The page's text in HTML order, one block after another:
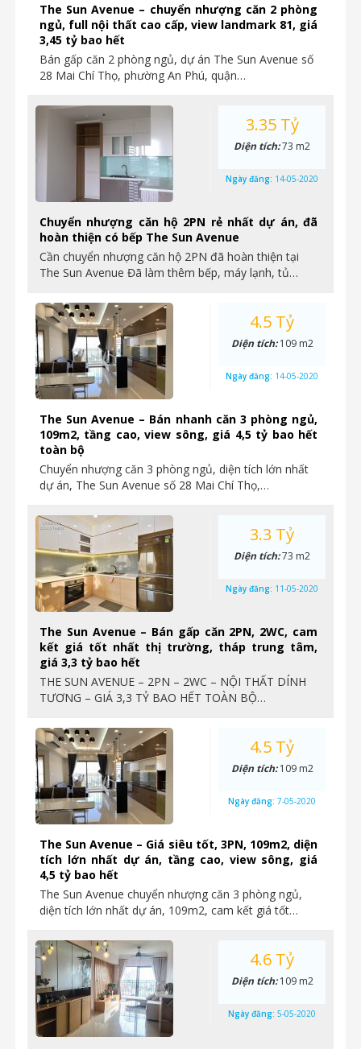
The Sun Avenue – chuyển nhượng căn 2 phòng
ngủ, full nội thất cao cấp, view landmark 81, giá
3,45 tỷ bao hết
Bán gấp căn 2 phòng ngủ, dự án The Sun Avenue số
28 Mai Chí Thọ, phường An Phú, quận…
Chuyển nhượng căn hộ 2PN rẻ nhất dự án, đã
hoàn thiện có bếp The Sun Avenue
Cần chuyển nhượng căn hộ 2PN đã hoàn thiện tại
The Sun Avenue Đã làm thêm bếp, máy lạnh, tủ…
3.35 Tỷ
Diện tích:73 m2
Ngày đăng: 14-05-2020
The Sun Avenue – Bán nhanh căn 3 phòng ngủ,
109m2, tầng cao, view sông, giá 4,5 tỷ bao hết
toàn bộ
Chuyển nhượng căn 3 phòng ngủ, diện tích lớn nhất
dự án, The Sun Avenue số 28 Mai Chí Thọ,…
4.5 Tỷ
Diện tích:109 m2
Ngày đăng: 14-05-2020
The Sun Avenue – Bán gấp căn 2PN, 2WC, cam
kết giá tốt nhất thị trường, tháp trung tâm,
giá 3,3 tỷ bao hết
THE SUN AVENUE – 2PN – 2WC – NỘI THẤT DÍNH
TƯƠNG – GIÁ 3,3 TỶ BAO HẾT TOÀN BỘ…
3.3 Tỷ
Diện tích:73 m2
Ngày đăng: 11-05-2020
The Sun Avenue – Giá siêu tốt, 3PN, 109m2, diện
tích lớn nhất dự án, tầng cao, view sông, giá
4,5 tỷ bao hết
The Sun Avenue chuyển nhượng căn 3 phòng ngủ,
diện tích lớn nhất dự án, 109m2, cam kết giá tốt…
4.5 Tỷ
Diện tích:109 m2
Ngày đăng: 7-05-2020
4.6 Tỷ
Diện tích:109 m2
Ngày đăng: 5-05-2020